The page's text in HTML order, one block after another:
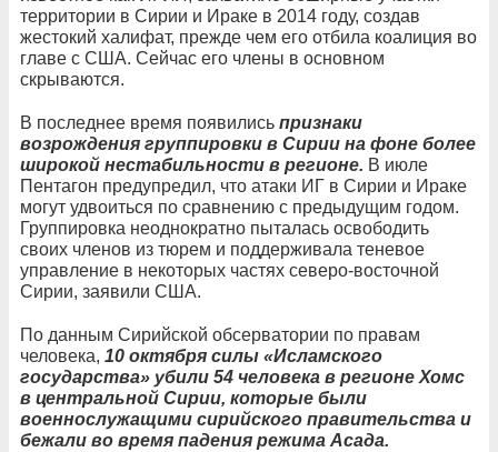
территории в Сирии и Ираке в 2014 году, создав
жестокий халифат, прежде чем его отбила коалиция во
главе с США. Сейчас его члены в основном
скрываются.
В последнее время появились признаки
возрождения группировки в Сирии на фоне более
широкой нестабильности в регионе. В июле
Пентагон предупредил, что атаки ИГ в Сирии и Ираке
могут удвоиться по сравнению с предыдущим годом.
Группировка неоднократно пыталась освободить
своих членов из тюрем и поддерживала теневое
управление в некоторых частях северо-восточной
Сирии, заявили США.
По данным Сирийской обсерватории по правам
человека, 10 октября силы «Исламского
государства» убили 54 человека в регионе Хомс
в центральной Сирии, которые были
военнослужащими сирийского правительства и
бежали во время падения режима Асада.